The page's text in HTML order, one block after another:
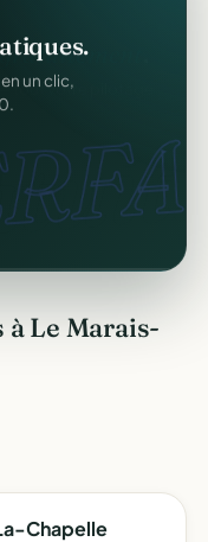
un clic,
Le Marais-
Chapelle